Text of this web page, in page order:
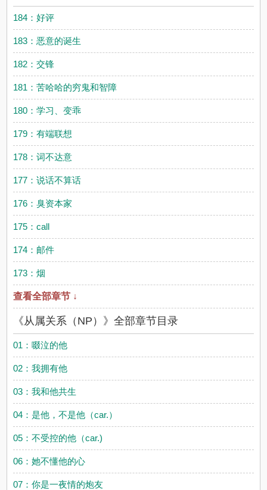
184：好评
183：恶意的诞生
182：交锋
181：苦哈哈的穷鬼和智障
180：学习、变乖
179：有端联想
178：词不达意
177：说话不算话
176：臭资本家
175：call
174：邮件
173：烟
查看全部章节 ↓
《从属关系（NP）》全部章节目录
01：啜泣的他
02：我拥有他
03：我和他共生
04：是他，不是他（car.）
05：不受控的他（car.)
06：她不懂他的心
07：你是一夜情的炮友